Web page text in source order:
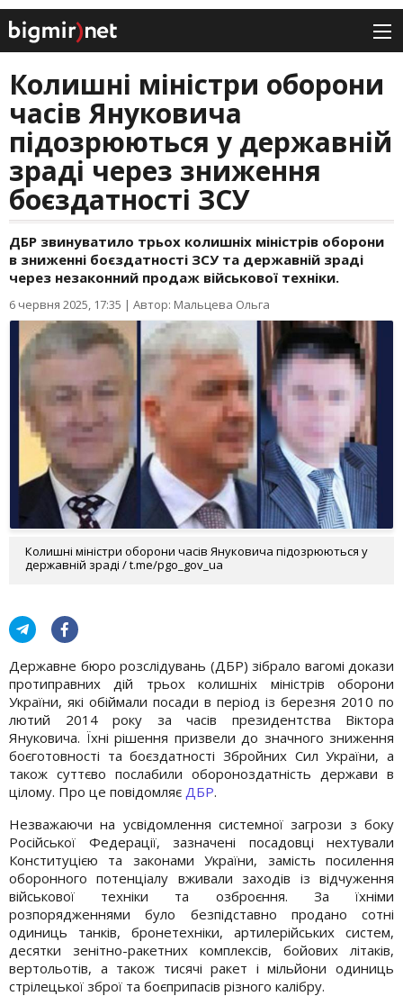
Колишні міністри оборони
часів Януковича
підозрюються у державній
зраді через зниження
боєздатності ЗСУ
ДБР звинуватило трьох колишніх міністрів оборони
в зниженні боєздатності ЗСУ та державній зраді
через незаконний продаж військової техніки.
6 червня 2025, 17:35 | Автор: Мальцева Ольга
Колишні міністри оборони часів Януковича підозрюються у
державній зраді / t.me/pgo_gov_ua
Державне бюро розслідувань (ДБР) зібрало вагомі докази
протиправних дій трьох колишніх міністрів оборони
України, які обіймали посади в період із березня 2010 по
лютий 2014 року за часів президентства Віктора
Януковича. Їхні рішення призвели до значного зниження
боєготовності та боєздатності Збройних Сил України, а
також суттєво послабили обороноздатність держави в
цілому. Про це повідомляє ДБР.
Незважаючи на усвідомлення системної загрози з боку
Російської Федерації, зазначені посадовці нехтували
Конституцією та законами України, замість посилення
оборонного потенціалу вживали заходів із відчуження
військової техніки та озброєння. За їхніми
розпорядженнями було безпідставно продано сотні
одиниць танків, бронетехніки, артилерійських систем,
десятки зенітно-ракетних комплексів, бойових літаків,
вертольотів, а також тисячі ракет і мільйони одиниць
стрілецької зброї та боєприпасів різного калібру.